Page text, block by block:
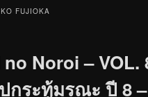
FUJIOKA
Noroi – VOL.
กระทู้มรณะ ปี 8